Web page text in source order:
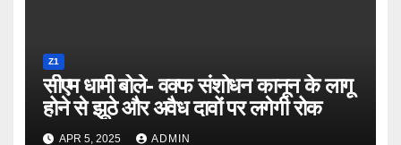
Z1
सीएम धामी बोले- वक्फ संशोधन कानून के लागू
होने से झूठे और अवैध दावों पर लगेगी रोक
APR 5, 2025 ADMIN